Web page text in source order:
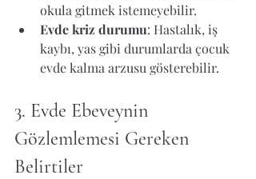
okula gitmek istemeyebilir.
Evde kriz durumu: Hastalık, iş
kaybı, yas gibi durumlarda çocuk
evde kalma arzusu gösterebilir.
3. Evde Ebeveynin
Gözlemlemesi Gereken
Belirtiler